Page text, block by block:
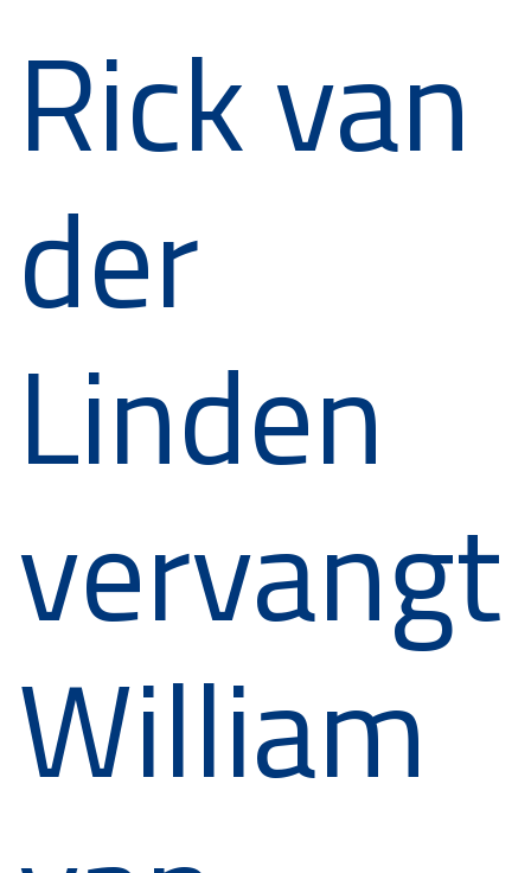
Rick van
der
Linden
vervangt
William